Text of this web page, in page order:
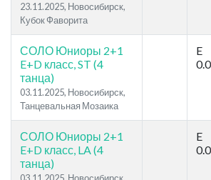
23.11.2025, Новосибирск,
Кубок Фаворита
СОЛО Юниоры 2+1
E+D класс, ST (4
танца)
03.11.2025, Новосибирск,
Танцевальная Мозаика
E
СОЛО Юниоры 2+1
E+D класс, LA (4
танца)
E